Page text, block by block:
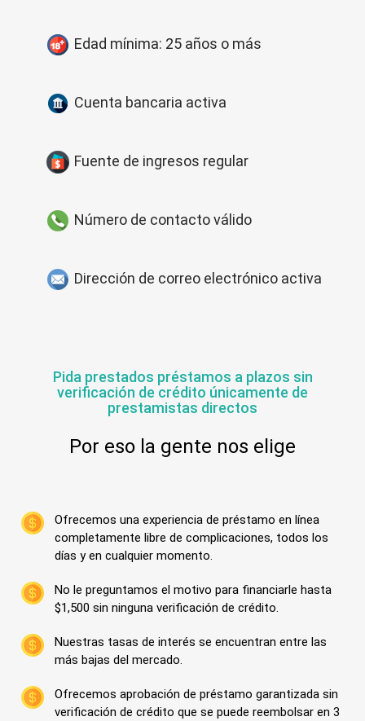
Edad mínima: 25 años o más
Cuenta bancaria activa
Fuente de ingresos regular
Número de contacto válido
Dirección de correo electrónico activa
Pida prestados préstamos a plazos sin
verificación de crédito únicamente de
prestamistas directos
Por eso la gente nos elige
Ofrecemos una experiencia de préstamo en línea
completamente libre de complicaciones, todos los
días y en cualquier momento.
No le preguntamos el motivo para financiarle hasta
$1,500 sin ninguna verificación de crédito.
Nuestras tasas de interés se encuentran entre las
más bajas del mercado.
Ofrecemos aprobación de préstamo garantizada sin
verificación de crédito que se puede reembolsar en 3